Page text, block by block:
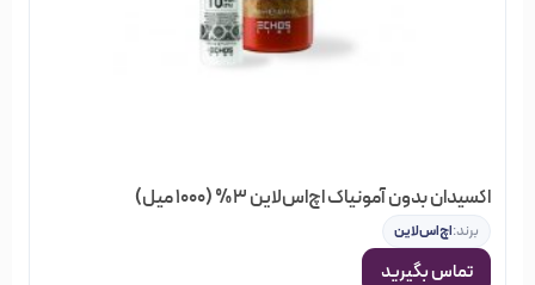
بهترین اطلاعات و خدمات به شما عزیزان در زمینه خرید
مشابه، می‌توانید تجربه یک خرید عالی و به صرفه را در
اینترنتی خیابان منوچهری
اکسیدان بدون آمونیاک اچ‌اس‌لاین 3% (1000 میل)
برند:اچ‌اس‌لاین
تماس بگیرید